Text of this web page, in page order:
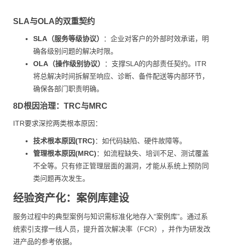
SLA与OLA的双重契约
SLA（服务等级协议）
：企业对客户的外部时效承诺，明
确各级别问题的解决时限。
OLA（操作级别协议）
：支撑SLA的内部责任契约。ITR
将总解决时间拆解至响应、诊断、备件配送等内部环节，
确保各部门职责明确。
8D根因治理：TRC与MRC
ITR要求深挖两类根本原因：
技术根本原因(TRC)：如代码缺陷、硬件故障等。
管理根本原因(MRC)：如流程缺失、培训不足、测试覆盖
不全等。只有修正管理层面的漏洞，才能从系统上预防同
类问题再次发生。
经验资产化：案例库建设
服务过程中的典型案例与知识需标准化地存入“案例库”。通过系
统索引支撑一线人员，提升首次解决率（FCR），并作为研发改
进产品的参考依据。